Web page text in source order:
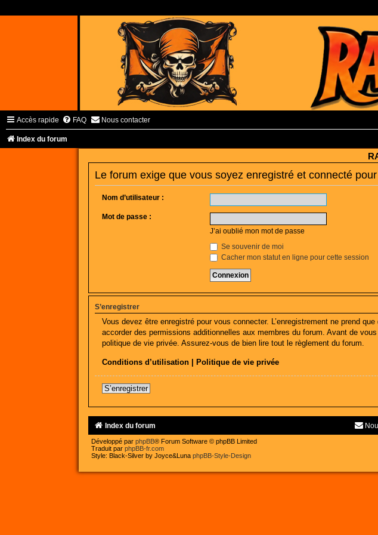
Accès rapide FAQ Nous contacter
Index du forum
Le forum exige que vous soyez enregistré et connecté
Nom d’utilisateur :
Mot de passe :
J’ai oublié mon mot de passe
Se souvenir de moi
Cacher mon statut en ligne pour cette session
S’enregistrer
Vous devez être enregistré pour vous connecter. L’enregistrement ne prend
accorder des permissions additionnelles aux membres du forum. Avant de
politique de vie privée. Assurez-vous de bien lire tout le règlement du forum.
Conditions d’utilisation| Politique de vie privée
S’enregistrer
Index du forum
Développé par phpBB® Forum Software © phpBB Limited
Traduit par phpBB-fr.com
Style: Black-Silver by Joyce&Luna phpBB-Style-Design